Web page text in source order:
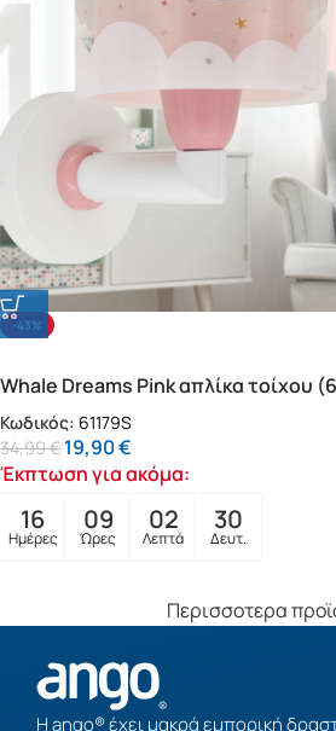
-43%
Whale Dreams Pink απλίκα τοίχου
Κωδικός: 61179S
34,99€ 19,90€
Έκπτωση για ακόμα:
16
Ημέρες
09
Ώρες
02
Λεπτά
28
Δευτ.
Περισσοτερα
Η ango® έχει μακρά εμπορική